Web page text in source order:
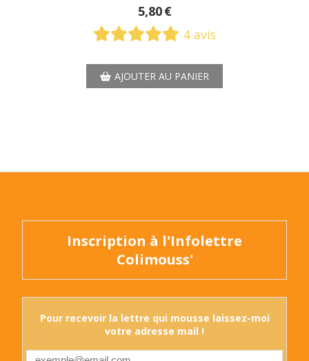
AJOUTER AU PANIER
Inscription à l'Infolettre
Colimouss'
Pour recevoir la lettre qui mousse laissez-moi
votre adresse mail !